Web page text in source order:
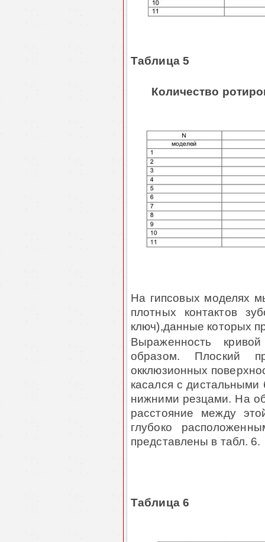
Таблица 5
Количество
На гипсовых моделях
плотных контактов
ключ),данные которых
Выраженность
образом. Плоский
окклюзионных
касался с
нижними резцами. На
расстояние между
глубоко
представлены в табл. 6.
Таблица 6